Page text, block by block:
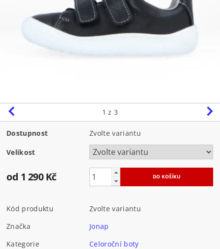
1 z 3
Dostupnost Zvolte variantu
Velikost
od 1 290 Kč
Kód produktu
Zvolte variantu
Značka
Jonap
Kategorie
Celoroční boty